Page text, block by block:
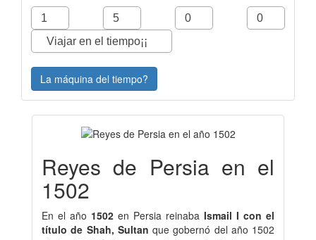
La máquina del tiempo?
Reyes de Persia en el
1502
En el año 1502 en Persia reinaba Ismail I con el
título de Shah, Sultan que gobernó del año 1502